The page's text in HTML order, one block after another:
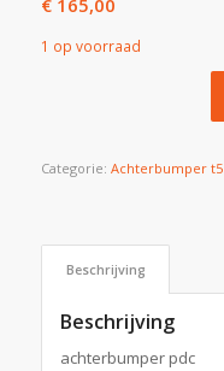
1 op voorraad
Categorie: Achterbumper t5
Beschrijving
Beschrijving
achterbumper pdc